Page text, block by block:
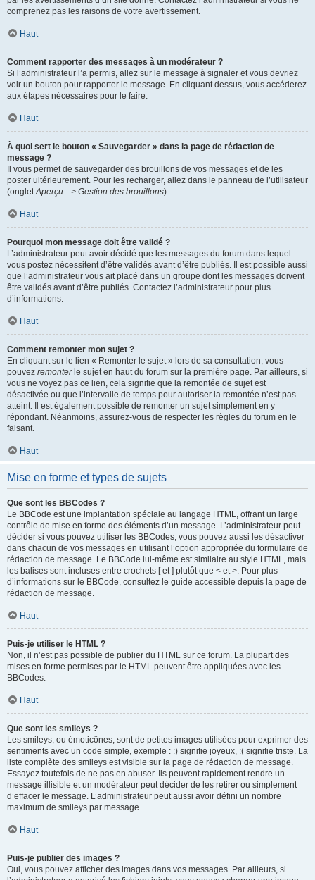
comprenez pas les raisons de votre avertissement.
Haut
Comment rapporter des messages à un modérateur ?
Si l’administrateur l’a permis, allez sur le message à signaler et vous devriez
voir un bouton pour rapporter le message. En cliquant dessus, vous accéderez
aux étapes nécessaires pour le faire.
Haut
À quoi sert le bouton « Sauvegarder » dans la page de rédaction de
message ?
Il vous permet de sauvegarder des brouillons de vos messages et de les
poster ultérieurement. Pour les recharger, allez dans le panneau de l’utilisateur
(ongletAperçu --> Gestion des brouillons).
Haut
Pourquoi mon message doit être validé ?
L’administrateur peut avoir décidé que les messages du forum dans lequel
vous postez nécessitent d’être validés avant d’être publiés. Il est possible aussi
que l’administrateur vous ait placé dans un groupe dont les messages doivent
être validés avant d’être publiés. Contactez l’administrateur pour plus
d’informations.
Haut
Comment remonter mon sujet ?
En cliquant sur le lien « Remonter le sujet » lors de sa consultation, vous
pouvez remonterle sujet en haut du forum sur la première page. Par ailleurs, si
vous ne voyez pas ce lien, cela signifie que la remontée de sujet est
désactivée ou que l’intervalle de temps pour autoriser la remontée n’est pas
atteint. Il est également possible de remonter un sujet simplement en y
répondant. Néanmoins, assurez-vous de respecter les règles du forum en le
faisant.
Haut
Mise en forme et types de sujets
Que sont les BBCodes ?
Le BBCode est une implantation spéciale au langage HTML, offrant un large
contrôle de mise en forme des éléments d’un message. L’administrateur peut
décider si vous pouvez utiliser les BBCodes, vous pouvez aussi les désactiver
dans chacun de vos messages en utilisant l’option appropriée du formulaire de
rédaction de message. Le BBCode lui-même est similaire au style HTML, mais
les balises sont incluses entre crochets [ et ] plutôt que < et >. Pour plus
d’informations sur le BBCode, consultez le guide accessible depuis la page de
rédaction de message.
Haut
Puis-je utiliser le HTML ?
Non, il n’est pas possible de publier du HTML sur ce forum. La plupart des
mises en forme permises par le HTML peuvent être appliquées avec les
BBCodes.
Haut
Que sont les smileys ?
Les smileys, ou émoticônes, sont de petites images utilisées pour exprimer des
sentiments avec un code simple, exemple : :) signifie joyeux, :( signifie triste. La
liste complète des smileys est visible sur la page de rédaction de message.
Essayez toutefois de ne pas en abuser. Ils peuvent rapidement rendre un
message illisible et un modérateur peut décider de les retirer ou simplement
d’effacer le message. L’administrateur peut aussi avoir défini un nombre
maximum de smileys par message.
Haut
Puis-je publier des images ?
Oui, vous pouvez afficher des images dans vos messages. Par ailleurs, si